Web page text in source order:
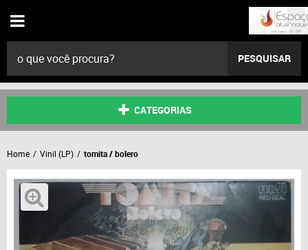
PESQUISAR
CATEGORIAS
Home Vinil (LP) tomita / bolero